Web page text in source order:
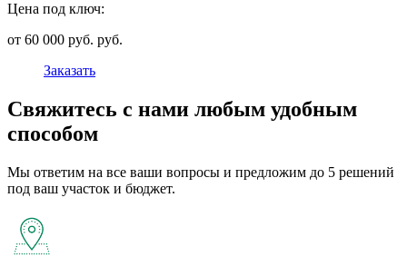
Цена под ключ:
от 60 000 руб. руб.
Заказать
Свяжитесь с нами любым удобным
способом
Мы ответим на все ваши вопросы и предложим до 5 решений
под ваш участок и бюджет.